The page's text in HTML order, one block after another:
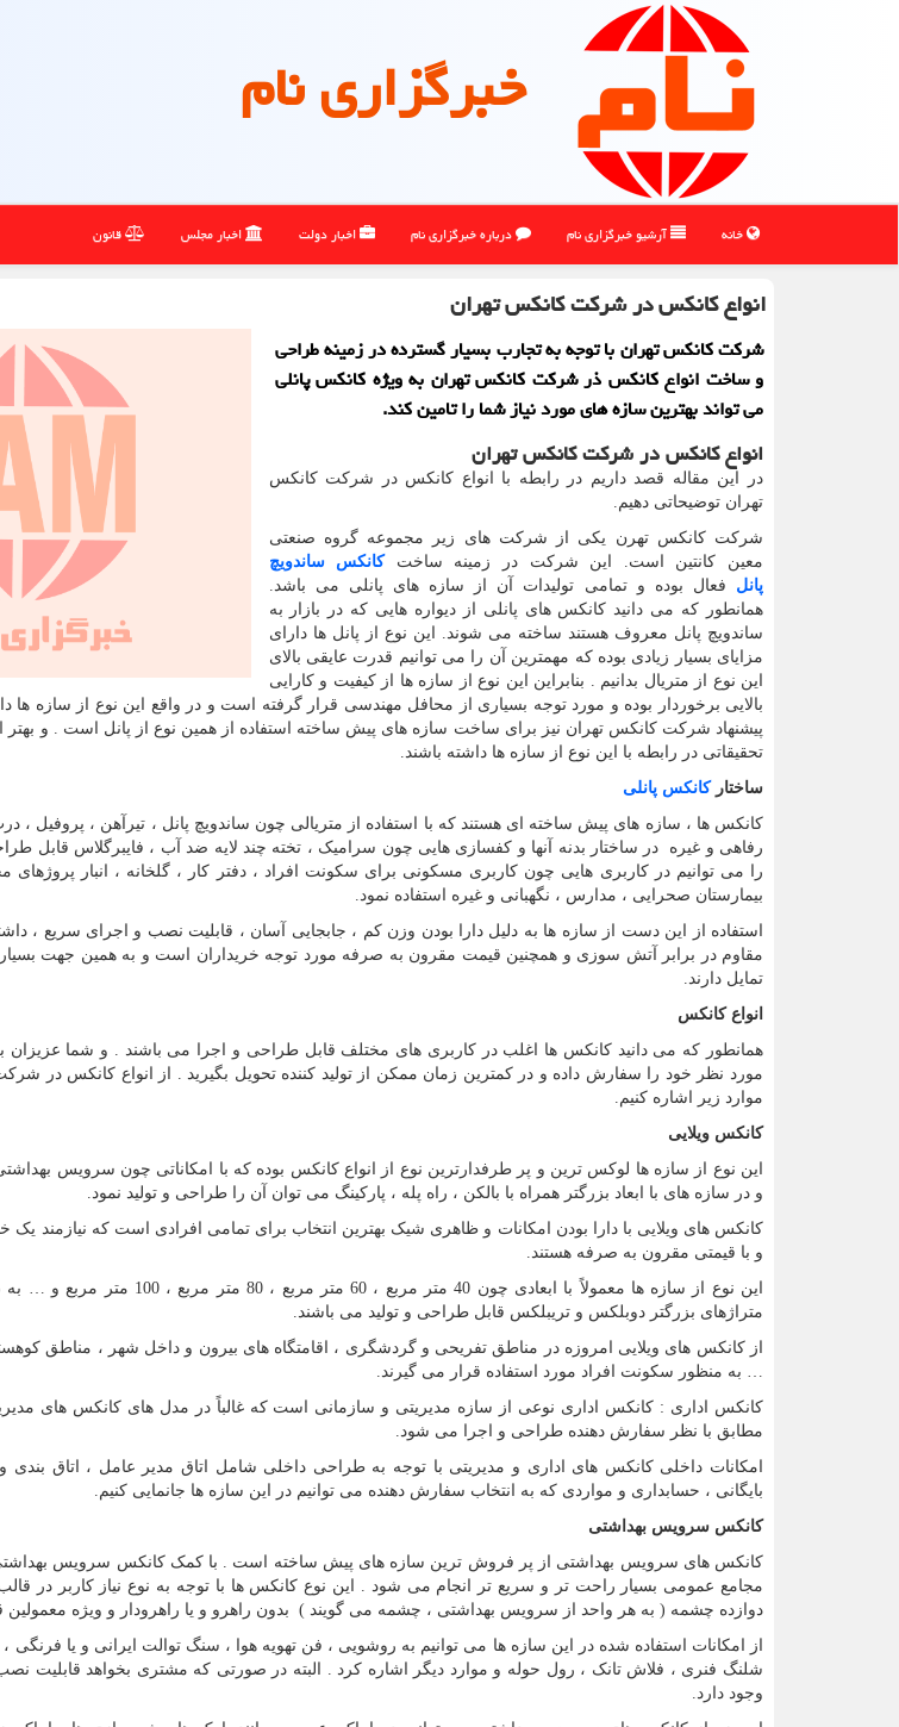
خبرگزاری نام
خانه آرشیو خبرگزاری نام درباره خبرگزاری نام اخبار دولت اخبار مجلس قانون
انواع کانکس در شرکت کانکس تهران
شرکت کانکس تهران با توجه به تجارب بسیار گسترده در زمینه طراحی
و ساخت انواع کانکس ذر شرکت کانکس تهران به ویژه کانکس پانلی
می تواند بهترین سازه های مورد نیاز شما را تامین کند.
انواع کانکس در شرکت کانکس تهران
در این مقاله قصد داریم در رابطه با انواع کانکس در شرکت کانکس
تهران توضیحاتی دهیم.
شرکت کانکس تهرن یکی از شرکت های زیر مجموعه گروه صنعتی
معین کانتین است. این شرکت در زمینه ساختکانکس ساندویچ
پانل فعال بوده و تمامی تولیدات آن از سازه های پانلی می باشد.
همانطور که می دانید کانکس های پانلی از دیواره هایی که در بازار به
ساندویچ پانل معروف هستند ساخته می شوند. این نوع از پانل ها دارای
مزایای بسیار زیادی بوده که مهمترین آن را می توانیم قدرت عایقی بالای
این نوع از متریال بدانیم . بنابراین این نوع از سازه ها از کیفیت و کارایی
بالایی برخوردار بوده و مورد توجه بسیاری از محافل مهندسی قرار گرفته است و در واقع این نوع از سازه ها
پیشنهاد شرکت کانکس تهران نیز برای ساخت سازه های پیش ساخته استفاده از همین نوع از پانل است . و
تحقیقاتی در رابطه با این نوع از سازه ها داشته باشند.
ساختارکانکس پانلی
کانکس ها ، سازه های پیش ساخته ای هستند که با استفاده از متریالی چون ساندویچ پانل ، تیرآهن ، پروفیل ،
رفاهی و غیره در ساختار بدنه آنها و کفسازی هایی چون سرامیک ، تخته چند لایه ضد آب ، فایبرگلاس قابل
را می توانیم در کاربری هایی چون کاربری مسکونی برای سکونت افراد ، دفتر کار ، گلخانه ، انبار
بیمارستان صحرایی ، مدارس ، نگهبانی و غیره استفاده نمود.
استفاده از این دست از سازه ها به دلیل دارا بودن وزن کم ، جابجایی آسان ، قابلیت نصب و اجرای سریع ،
مقاوم در برابر آتش سوزی و همچنین قیمت مقرون به صرفه مورد توجه خریداران است و به همین جهت
تمایل دارند.
انواع کانکس
همانطور که می دانید کانکس ها اغلب در کاربری های مختلف قابل طراحی و اجرا می باشند . و شما عزیزان
مورد نظر خود را سفارش داده و در کمترین زمان ممکن از تولید کننده تحویل بگیرید . از انواع کانکس در
موارد زیر اشاره کنیم.
کانکس ویلایی
این نوع از سازه ها لوکس ترین و پر طرفدارترین نوع از انواع کانکس بوده که با امکاناتی چون سرویس
و در سازه های با ابعاد بزرگتر همراه با بالکن ، راه پله ، پارکینگ می توان آن را طراحی و تولید نمود.
کانکس های ویلایی با دارا بودن امکانات و ظاهری شیک بهترین انتخاب برای تمامی افرادی است که نیازمند یک
و با قیمتی مقرون به صرفه هستند.
این نوع از سازه ها معمولاً با ابعادی چون 40
متراژهای بزرگتر دوبلکس و تریبلکس قابل طراحی و تولید می باشند.
از کانکس های ویلایی امروزه در مناطق تفریحی و گردشگری ، اقامتگاه های بیرون و داخل شهر ، مناطق
… به منظور سکونت افراد مورد استفاده قرار می گیرند.
کانکس اداری : کانکس اداری نوعی از سازه مدیریتی و سازمانی است که غالباً در مدل های کانکس های
مطابق با نظر سفارش دهنده طراحی و اجرا می شود.
امکانات داخلی کانکس های اداری و مدیریتی با توجه به طراحی داخلی شامل اتاق مدیر عامل ، اتاق بندی
بایگانی ، حسابداری و مواردی که به انتخاب سفارش دهنده می توانیم در این سازه ها جانمایی کنیم.
کانکس سرویس بهداشتی
کانکس های سرویس بهداشتی از پر فروش ترین سازه های پیش ساخته است . با کمک کانکس سرویس
مجامع عمومی بسیار راحت تر و سریع تر انجام می شود . این نوع کانکس ها با توجه به نوع نیاز کاربر در
دوازده چشمه ( به هر واحد از سرویس بهداشتی ، چشمه می گویند ) بدون راهرو و یا راهرودار و ویژه
از امکانات استفاده شده در این سازه ها می توانیم به روشویی ، فن تهویه هوا ، سنگ توالت ایرانی و یا فرنگی
شلنگ فنری ، فلاش تانک ، رول حوله و موارد دیگر اشاره کرد . البته در صورتی که مشتری بخواهد قابلیت
وجود دارد.